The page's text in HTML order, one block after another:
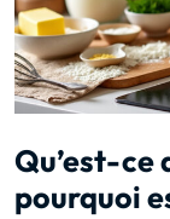
Qu’est-ce
pourquoi